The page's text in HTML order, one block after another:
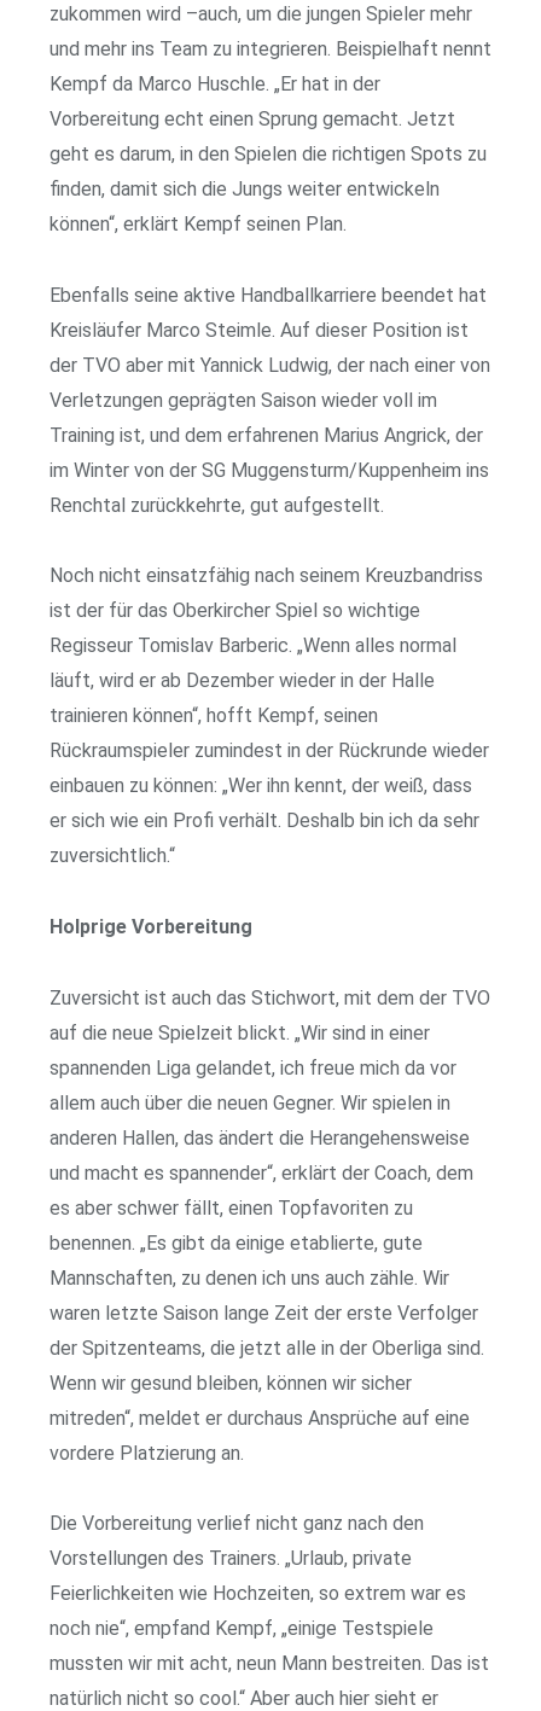
zukommen wird –auch, um die jungen Spieler mehr
und mehr ins Team zu integrieren. Beispielhaft nennt
Kempf da Marco Huschle. „Er hat in der
Vorbereitung echt einen Sprung gemacht. Jetzt
geht es darum, in den Spielen die richtigen Spots zu
finden, damit sich die Jungs weiter entwickeln
können“, erklärt Kempf seinen Plan.
Ebenfalls seine aktive Handballkarriere beendet hat
Kreisläufer Marco Steimle. Auf dieser Position ist
der TVO aber mit Yannick Ludwig, der nach einer von
Verletzungen geprägten Saison wieder voll im
Training ist, und dem erfahrenen Marius Angrick, der
im Winter von der SG Muggensturm/Kuppenheim ins
Renchtal zurückkehrte, gut aufgestellt.
Noch nicht einsatzfähig nach seinem Kreuzbandriss
ist der für das Oberkircher Spiel so wichtige
Regisseur Tomislav Barberic. „Wenn alles normal
läuft, wird er ab Dezember wieder in der Halle
trainieren können“, hofft Kempf, seinen
Rückraumspieler zumindest in der Rückrunde wieder
einbauen zu können: „Wer ihn kennt, der weiß, dass
er sich wie ein Profi verhält. Deshalb bin ich da sehr
zuversichtlich.“
Holprige Vorbereitung
Zuversicht ist auch das Stichwort, mit dem der TVO
auf die neue Spielzeit blickt. „Wir sind in einer
spannenden Liga gelandet, ich freue mich da vor
allem auch über die neuen Gegner. Wir spielen in
anderen Hallen, das ändert die Herangehensweise
und macht es spannender“, erklärt der Coach, dem
es aber schwer fällt, einen Topfavoriten zu
benennen. „Es gibt da einige etablierte, gute
Mannschaften, zu denen ich uns auch zähle. Wir
waren letzte Saison lange Zeit der erste Verfolger
der Spitzenteams, die jetzt alle in der Oberliga sind.
Wenn wir gesund bleiben, können wir sicher
mitreden“, meldet er durchaus Ansprüche auf eine
vordere Platzierung an.
Die Vorbereitung verlief nicht ganz nach den
Vorstellungen des Trainers. „Urlaub, private
Feierlichkeiten wie Hochzeiten, so extrem war es
noch nie“, empfand Kempf, „einige Testspiele
mussten wir mit acht, neun Mann bestreiten. Das ist
natürlich nicht so cool.“ Aber auch hier sieht er